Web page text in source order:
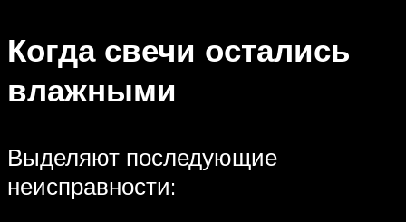
Когда свечи остались
влажными
Выделяют последующие
неисправности: